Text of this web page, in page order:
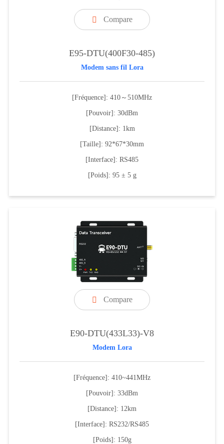
 Compare
E95-DTU(400F30-485)
Modem sans fil Lora
[Fréquence]: 410～510MHz
[Pouvoir]: 30dBm
[Distance]: 1km
[Taille]: 92*67*30mm
[Interface]: RS485
[Poids]: 95 ± 5 g
 Compare
E90-DTU(433L33)-V8
Modem Lora
[Fréquence]: 410~441MHz
[Pouvoir]: 33dBm
[Distance]: 12km
[Interface]: RS232/RS485
[Poids]: 150g